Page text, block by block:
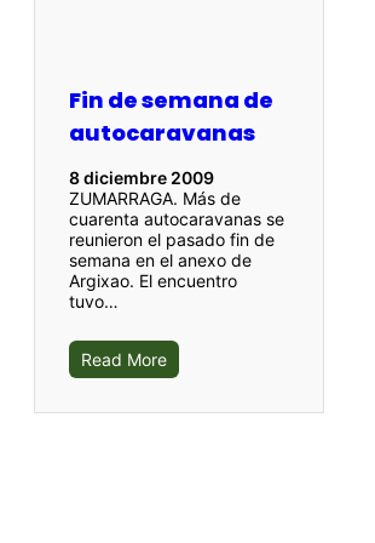
Fin de semana de
autocaravanas
8 diciembre 2009
ZUMARRAGA. Más de
cuarenta autocaravanas se
reunieron el pasado fin de
semana en el anexo de
Argixao. El encuentro
tuvo…
Read More